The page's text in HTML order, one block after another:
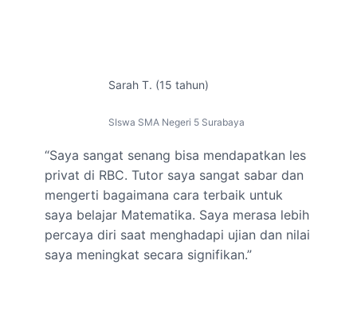
Sarah T. (15 tahun)
SIswa SMA Negeri 5 Surabaya
“Saya sangat senang bisa mendapatkan les
privat di RBC. Tutor saya sangat sabar dan
mengerti bagaimana cara terbaik untuk
saya belajar Matematika. Saya merasa lebih
percaya diri saat menghadapi ujian dan nilai
saya meningkat secara signifikan.”